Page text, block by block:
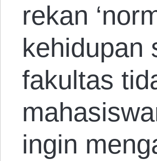
rekan
kehidupan
fakultas
ingin